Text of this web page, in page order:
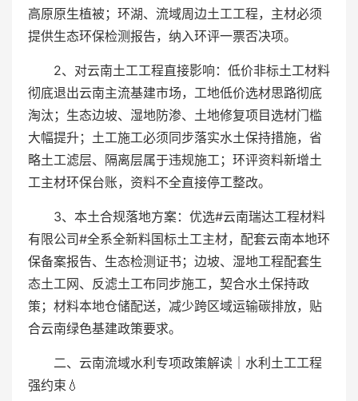
高原原生植被；环湖、流域周边土工工程，主材必须
提供生态环保检测报告，纳入环评一票否决项。
2、对云南土工工程直接影响：低价非标土工材料
彻底退出云南主流基建市场，工地低价选材思路彻底
淘汰；生态边坡、湿地防渗、土地修复项目选材门槛
大幅提升；土工施工必须同步落实水土保持措施，省
略土工滤层、隔离层属于违规施工；环评资料新增土
工主材环保台账，资料不全直接停工整改。
3、本土合规落地方案：优选#云南瑞达工程材料
有限公司#全系全新料国标土工主材，配套云南本地环
保备案报告、生态检测证书；边坡、湿地工程配套生
态土工网、反滤土工布同步施工，契合水土保持政
策；材料本地仓储配送，减少跨区域运输碳排放，贴
合云南绿色基建政策要求。
二、云南流域水利专项政策解读｜水利土工工程
强约束💧